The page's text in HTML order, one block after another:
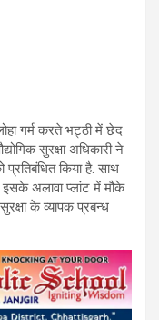
गर्म करते भट्ठी में छेद
सुरक्षा अधिकारी ने
किया है. साथ
इसके अलावा प्लांट में मौके
के व्यापक प्रबन्ध